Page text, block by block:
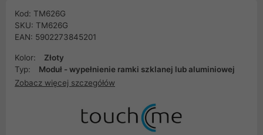
Kod: TM626G
SKU: TM626G
EAN: 5902273845201
Kolor:
Złoty
Typ:
Moduł - wypełnienie ramki szklanej lub aluminiowej
Zobacz więcej szczegółów